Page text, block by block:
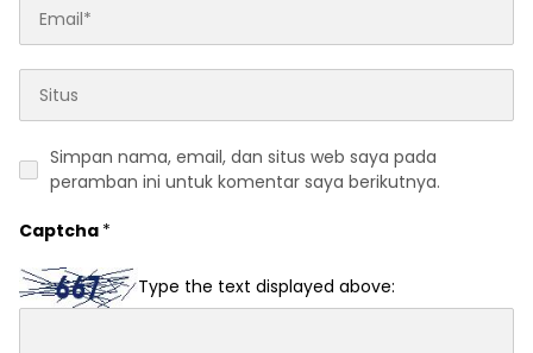
Simpan nama, email, dan situs web saya pada
peramban ini untuk komentar saya berikutnya.
Captcha *
Type the text displayed above: